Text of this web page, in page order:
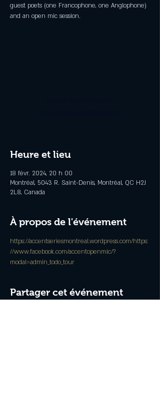
guest poets (one Francophone, one Anglophone)
and an open mic session.
Heure et lieu
18 févr. 2024, 20 h 00
Montréal, 5043 R. Saint-Denis, Montréal, QC H2J
2L8, Canada
À propos de l'événement
https://accentseriesmontreal.wordpress.com/https:
//www.facebook.com/accentopenmic/?
modal=admin_todo_tour
Partager cet événement